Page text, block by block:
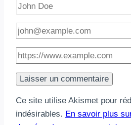
Ce site utilise Akismet pour
indésirables. En savoir plus